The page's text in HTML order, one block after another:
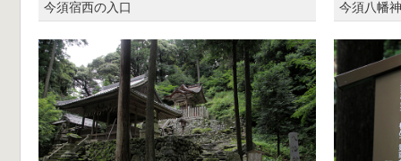
今須宿西の入口 今須八幡